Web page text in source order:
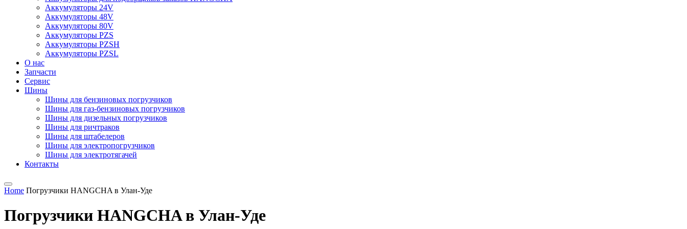
Аккумуляторы 24V
Аккумуляторы 48V
Аккумуляторы 80V
Аккумуляторы PZS
Аккумуляторы PZSH
Аккумуляторы PZSL
О нас
Запчасти
Сервис
Шины
Шины для бензиновых погрузчиков
Шины для газ-бензиновых погрузчиков
Шины для дизельных погрузчиков
Шины для ричтраков
Шины для штабелеров
Шины для электропогрузчиков
Шины для электротягачей
Контакты
Home Погрузчики HANGCHA в Улан-Уде
Погрузчики HANGCHA в Улан-Уде